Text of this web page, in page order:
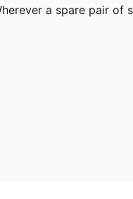
a spare pair of